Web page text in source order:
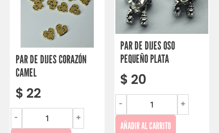
PAR DE DIJES CORAZÓN
CAMEL
$ 22
- +
PAR DE DIJES OSO
PEQUEÑO PLATA
$ 20
- +
AÑADIR AL CARRITO